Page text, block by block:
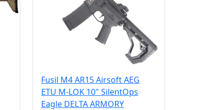
Fusil M4 AR15 Airsoft AEG
ETU M-LOK 10" SilentOps
Eagle DELTA ARMORY